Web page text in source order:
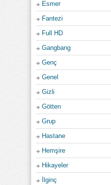
Esmer
Fantezi
Full HD
Gangbang
Genç
Genel
Gizli
Götten
Grup
Hastane
Hemşire
Hikayeler
İlginç